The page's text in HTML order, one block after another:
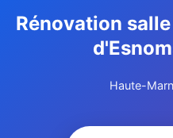
Rénovation
Haute-